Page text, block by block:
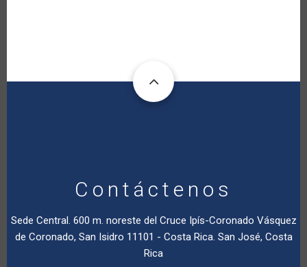
Contáctenos
Sede Central. 600 m. noreste del Cruce Ipís-Coronado Vásquez
de Coronado, San Isidro 11101 - Costa Rica. San José, Costa
Rica